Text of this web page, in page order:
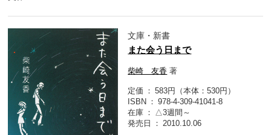
文庫・新書
また会う日まで
柴崎 友香 著
定価
583円（本体：530円）
ISBN
978-4-309-41041-8
在庫
△3週間～
発売日
2010.10.06